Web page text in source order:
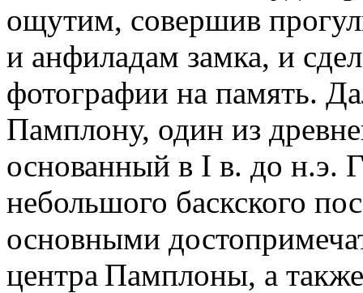
ощутим, совершив
и анфиладам замка, и
фотографии на память.
Памплону, один из
основанный в I в. до н.э.
небольшого баскского
основными
центра Памплоны, а